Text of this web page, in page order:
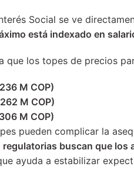
Social se ve
está indexado en
que los topes de precios
M COP)
M COP)
M COP)
pueden complicar la
regulatorias buscan que
ayuda a estabilizar